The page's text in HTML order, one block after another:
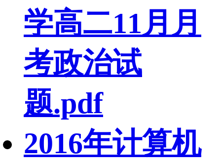
学高二11月月
考政治试
题.pdf
2016年计算机